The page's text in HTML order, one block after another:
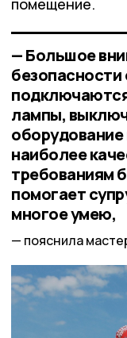
помещение.
— Большое
безопасности
лампы,
наиболее
требованиям
помогает
многое умею,
пояснила